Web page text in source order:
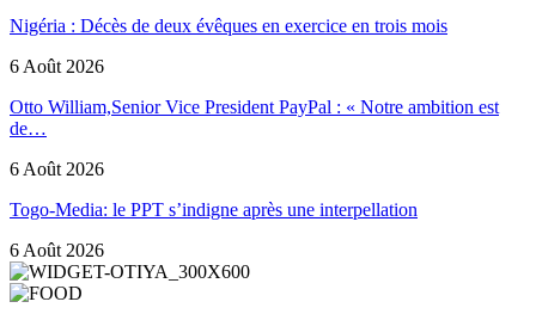
Nigéria : Décès de deux évêques en exercice en trois mois
6 Août 2026
Otto William,Senior Vice President PayPal : « Notre ambition est
de…
6 Août 2026
Togo-Media: le PPT s’indigne après une interpellation
6 Août 2026